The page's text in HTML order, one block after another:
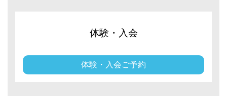
体験・入会
体験・入会ご予約